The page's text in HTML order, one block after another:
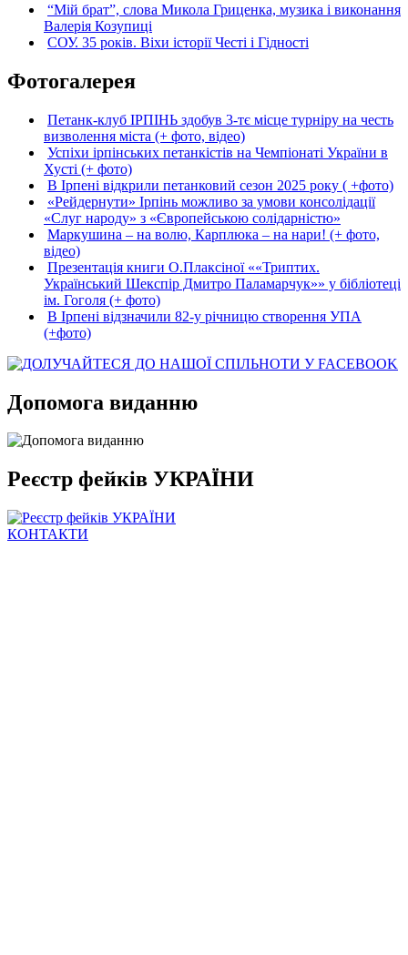
“Мій брат”, слова Микола Гриценка, музика і виконання
Валерія Козупиці
СОУ. 35 років. Віхи історії Честі і Гідності
Фотогалерея
Петанк-клуб ІРПІНЬ здобув 3-тє місце турніру на честь
визволення міста (+ фото, відео)
Успіхи ірпінських петанкістів на Чемпіонаті України в
Хусті (+ фото)
В Ірпені відкрили петанковий сезон 2025 року ( +фото)
«Рейдернути» Ірпінь можливо за умови консолідації
«Слуг народу» з «Європейською солідарністю»
Маркушина – на волю, Карплюка – на нари! (+ фото,
відео)
Презентація книги О.Плаксіної ««Триптих.
Український Шекспір Дмитро Паламарчук»» у бібліотеці
ім. Гоголя (+ фото)
В Ірпені відзначили 82-у річницю створення УПА
(+фото)
Допомога виданню
Реєстр фейків УКРАЇНИ
КОНТАКТИ